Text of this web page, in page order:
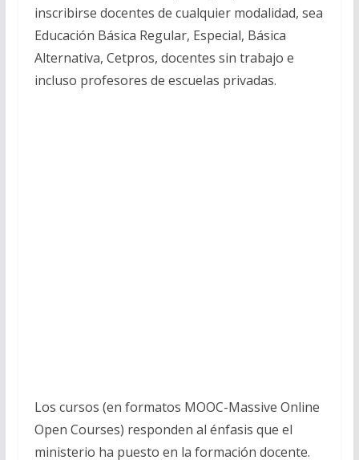
inscribirse docentes de cualquier modalidad, sea
Educación Básica Regular, Especial, Básica
Alternativa, Cetpros, docentes sin trabajo e
incluso profesores de escuelas privadas.
Los cursos (en formatos MOOC-Massive Online
Open Courses) responden al énfasis que el
ministerio ha puesto en la formación docente.